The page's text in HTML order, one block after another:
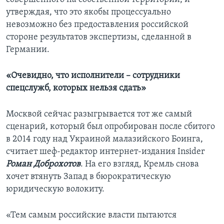
утверждая, что это якобы процессуально
невозможно без предоставления российской
стороне результатов экспертизы, сделанной в
Германии.
«Очевидно, что исполнители – сотрудники
спецслужб, которых нельзя сдать»
Москвой сейчас разыгрывается тот же самый
сценарий, который был опробирован после сбитого
в 2014 году над Украиной малазийского Боинга,
считает шеф-редактор интернет-издания Insider
Роман Доброхотов. На его взгляд, Кремль снова
хочет втянуть Запад в бюрократическую
юридическую волокиту.
«Тем самым российские власти пытаются